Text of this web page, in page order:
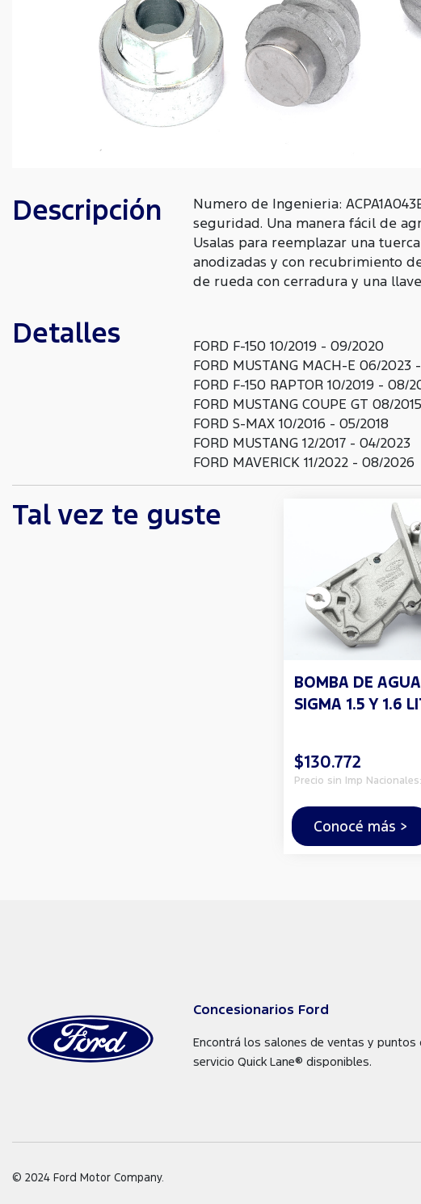
Descripción
Numero de Ingenieria:
seguridad. Una manera fácil de
Usalas para reemplazar una
anodizadas y con recubrimiento
de rueda con cerradura y una
Detalles
FORD F-150 10/2019 - 09/2020
FORD MUSTANG MACH-E 06/2023
FORD F-150 RAPTOR 10/2019 - 08/
FORD MUSTANG COUPE GT 08/
FORD S-MAX 10/2016 - 05/2018
FORD MUSTANG 12/2017 - 04/2023
FORD MAVERICK 11/2022 - 08/2026
Tal vez te guste
BOMBA DE
SIGMA 1.5 Y 1.6
$130.772
Precio sin Imp
Conocé más >
Concesionarios Ford
Encontrá los salones de ventas y puntos
servicio Quick Lane® disponibles.
© 2024 Ford Motor Company.